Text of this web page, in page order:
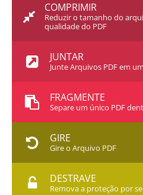
COMPRIMIR
Reduzir o tamanho do
qualidade do PDF
JUNTAR
Junte Arquivos PDF em
FRAGMENTE
Separe um único PDF
GIRE
Gire o Arquivo PDF
DESTRAVE
Remova a proteção por